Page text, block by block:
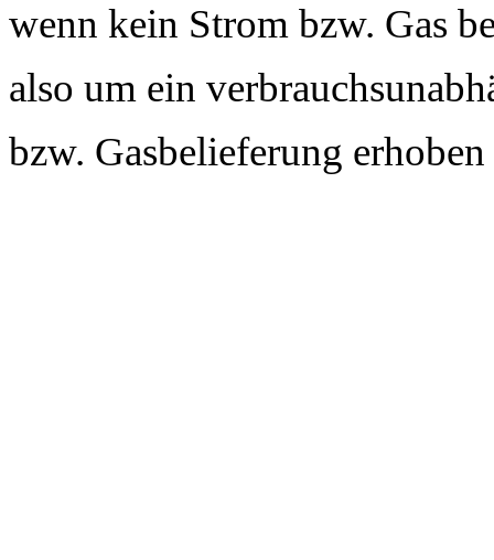
wenn kein Strom bzw. Gas
also um ein
bzw. Gasbelieferung